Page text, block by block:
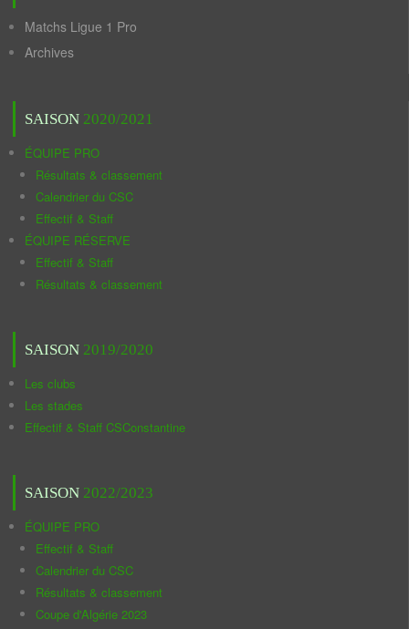
Matchs Ligue 1 Pro
Archives
SAISON 2020/2021
ÉQUIPE PRO
Résultats & classement
Calendrier du CSC
Effectif & Staff
ÉQUIPE RÉSERVE
Effectif & Staff
Résultats & classement
SAISON 2019/2020
Les clubs
Les stades
Effectif & Staff CSConstantine
SAISON 2022/2023
ÉQUIPE PRO
Effectif & Staff
Calendrier du CSC
Résultats & classement
Coupe d'Algérie 2023